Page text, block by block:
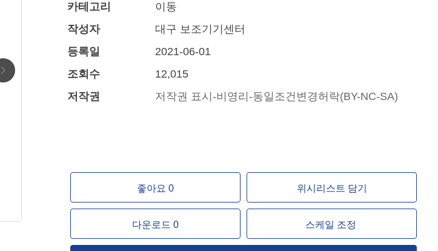
←
↓ →
카테고리
이동
작성자
대구 보조기기센터
등록일
2021-06-01
조회수
12,015
저작권
저작권 표시-비영리-동일조건변경허락(BY-NC-SA)
좋아요 0 위시리스트 담기
다운로드 0 스케일 조정